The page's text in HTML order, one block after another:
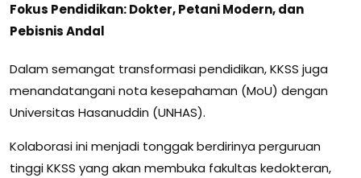
Fokus Pendidikan: Dokter, Petani Modern, dan
Pebisnis Andal
Dalam semangat transformasi pendidikan, KKSS juga
menandatangani nota kesepahaman (MoU) dengan
Universitas Hasanuddin (UNHAS).
Kolaborasi ini menjadi tonggak berdirinya perguruan
tinggi KKSS yang akan membuka fakultas kedokteran,